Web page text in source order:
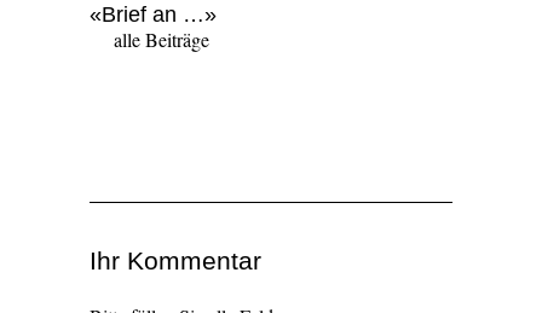
«Brief an …»
alle Beiträge
Ihr Kommentar